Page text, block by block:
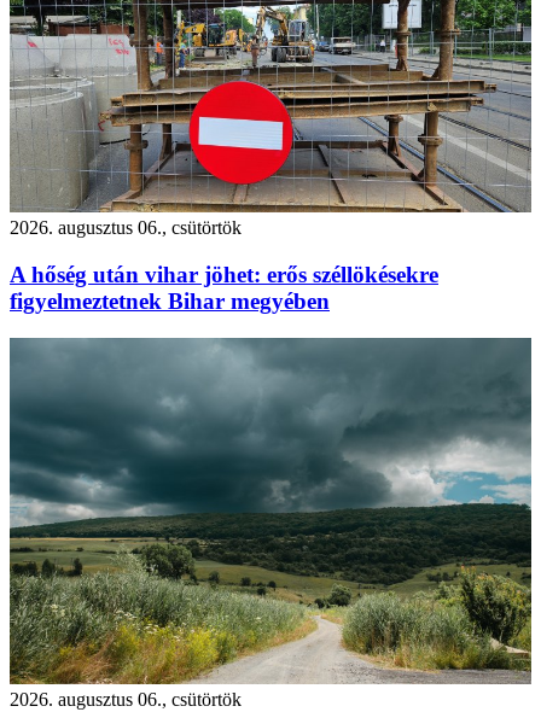
2026. augusztus 06., csütörtök
A hőség után vihar jöhet: erős széllökésekre
figyelmeztetnek Bihar megyében
2026. augusztus 06., csütörtök